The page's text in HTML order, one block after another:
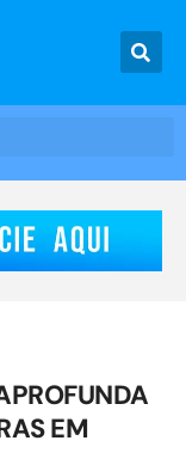
EM